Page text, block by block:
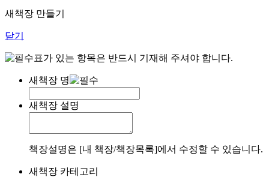
새책장 만들기
닫기
표가 있는 항목은 반드시 기재해 주셔야 합니다.
새책장 명
새책장 설명
책장설명은 [내 책장/책장목록]에서 수정할 수 있습니다.
새책장 카테고리